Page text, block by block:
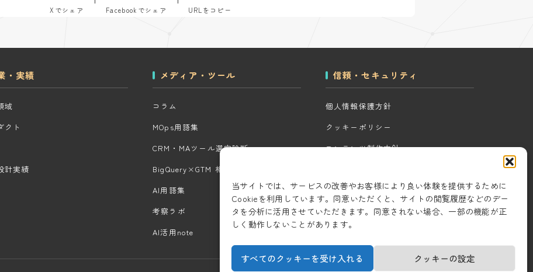
当サイトでは、サービスの改善やお客様により良い体験を提供するために
Cookieを利用しています。同意いただくと、サイトの閲覧履歴などのデー
タを分析に活用させていただきます。同意されない場合、一部の機能が正
しく動作しないことがあります。
すべてのクッキーを受け入れる クッキーの設定
Xでシェア Facebookでシェア URLをコピー
・実績
域
クト
計実績
メディア・ツール
コラム
MOps用語集
CRM・MAツール選定診断
BigQuery×GTM 相場見積もりツール
AI用語集
考察ラボ
AI活用note
信頼・セキュリティ
個人情報保護方針
クッキーポリシー
コンテンツ制作方針
セキュリティ対策
情報セキュリティ基本方針